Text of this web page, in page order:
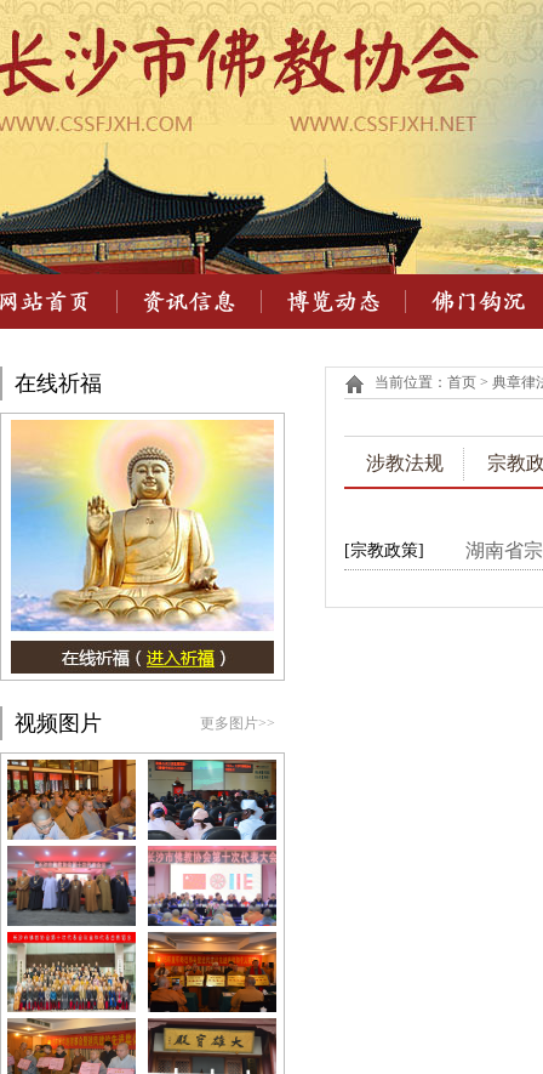
在线祈福
视频图片 更多图片>>
当前位置：首页 > 典章律
涉教法规 宗教
[宗教政策] 湖南省